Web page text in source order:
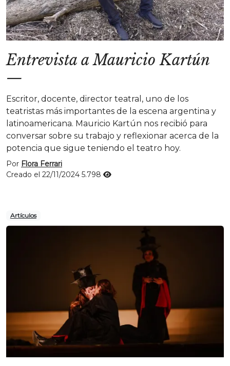
Entrevista a Mauricio Kartún
—
Escritor, docente, director teatral, uno de los
teatristas más importantes de la escena argentina y
latinoamericana. Mauricio Kartún nos recibió para
conversar sobre su trabajo y reflexionar acerca de la
potencia que sigue teniendo el teatro hoy.
Por Flora Ferrari
Creado el 22/11/2024 5.798
Artículos